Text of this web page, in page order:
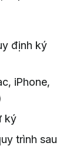
định ký
iPhone,
ký
trình sau